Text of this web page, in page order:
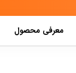
معرفی محصول